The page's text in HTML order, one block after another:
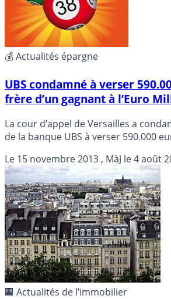
💰 Actualités épargne
UBS condamné à verser
frère d’un gagnant à l’Euro
La cour d’appel de Versailles a
de la banque UBS à verser 590.000
qui réclamait plus de 5,4 millions
conseillé, a-t-on appris vendredi des
Le 15 novembre 2013 , MàJ le4 août
🏢 Actualités de l’immobilier